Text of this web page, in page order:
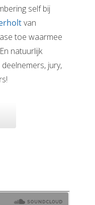
self bij
van
toe waarmee
natuurlijk
jury,